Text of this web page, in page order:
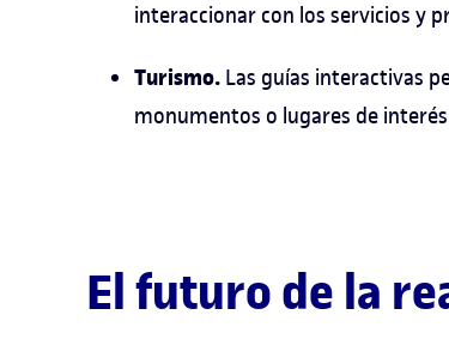
interaccionar con los servicios y
Turismo. Las guías interactivas
monumentos o lugares de
El futuro de la